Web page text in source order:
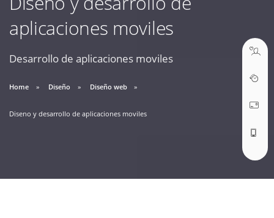
aplicaciones moviles
Desarrollo de aplicaciones moviles
Home Diseño Diseño web
Diseno y desarrollo de aplicaciones moviles
09:30 AM A 18:30 PM
soporte@webseo.cl